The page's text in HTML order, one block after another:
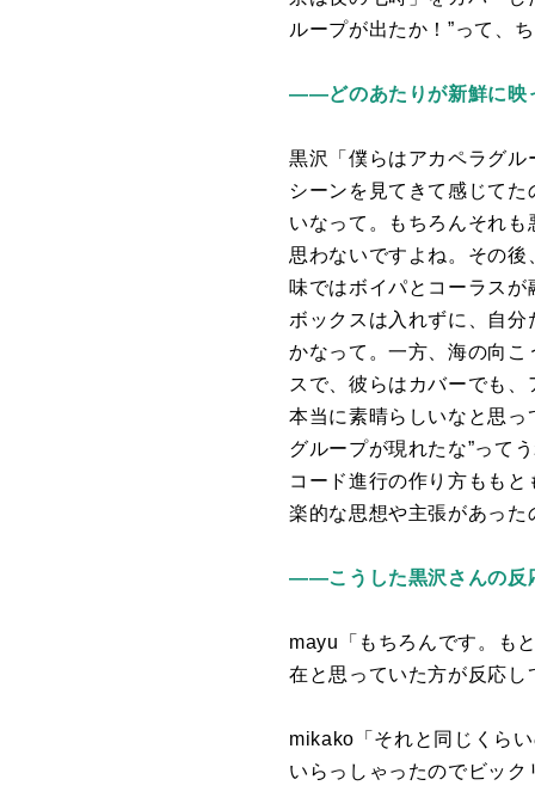
ループが出たか！”って、
――どのあたりが新鮮に映
黒沢「僕らはアカペラグル
シーンを見てきて感じて
いなって。もちろんそれ
思わないですよね。その
味ではボイパとコーラス
ボックスは入れずに、自
かなって。一方、海の向
スで、彼らはカバーでも
本当に素晴らしいなと思っ
グループが現れたな”って
コード進行の作り方もも
楽的な思想や主張があった
――こうした黒沢さんの反
mayu「もちろんです。も
在と思っていた方が反応
mikako「それと同じくら
いらっしゃったのでビッ